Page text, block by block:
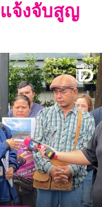
แจ้งจับสูญ